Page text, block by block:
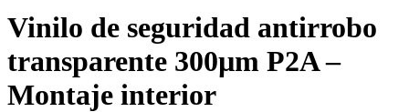
Vinilo de seguridad antirrobo
transparente 300µm P2A –
Montaje interior